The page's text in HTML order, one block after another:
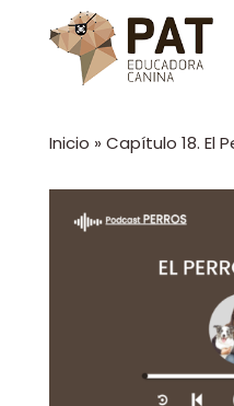
Inicio » Capítulo 18. El